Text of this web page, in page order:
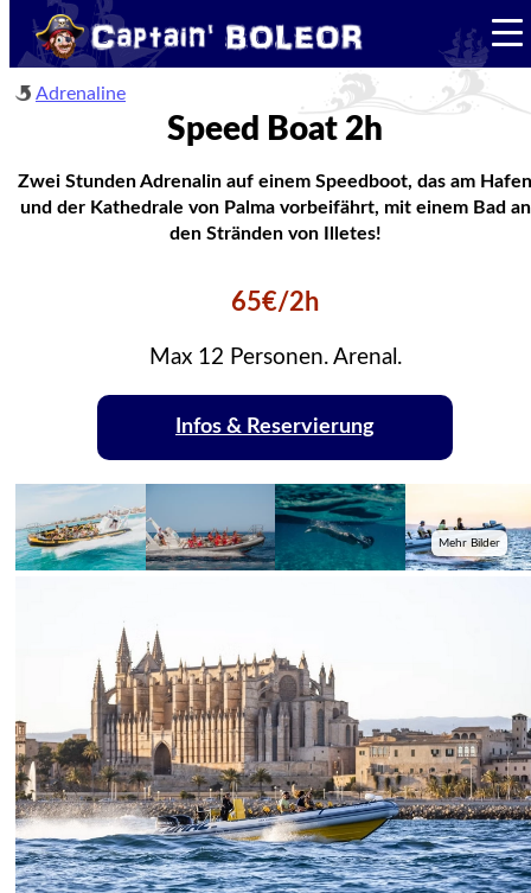
Adrenaline
Speed Boat 2h
Zwei Stunden Adrenalin auf einem Speedboot, das am Hafen
und der Kathedrale von Palma vorbeifährt, mit einem Bad an
den Stränden von Illetes!
65€/2h
Max 12 Personen. Arenal.
Infos & Reservierung
Mehr Bilder